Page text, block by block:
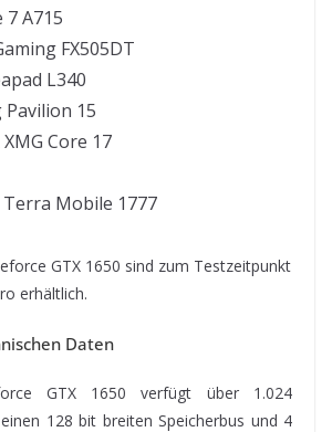
7 A715
FX505DT
L340
Pavilion 15
XMG Core 17
Mobile 1777
GTX 1650 sind zum Testzeitpunkt
erhältlich.
Daten
GTX 1650 verfügt über 1.024
128 bit breiten Speicherbus und 4